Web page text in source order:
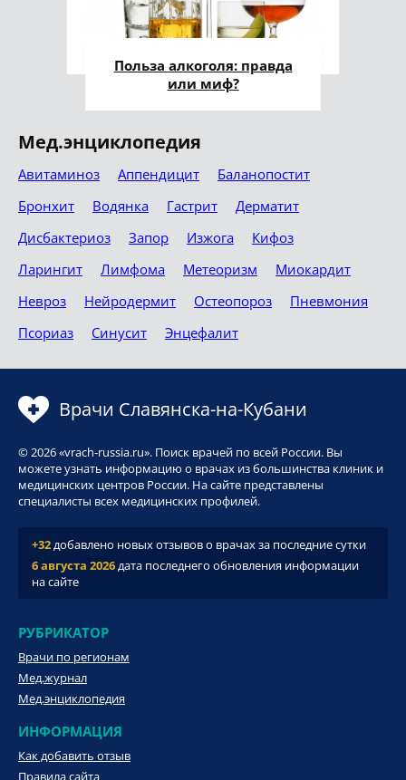
Польза алкоголя: правда
или миф?
Мед.энциклопедия
Авитаминоз Аппендицит
Баланопостит
Бронхит
Водянка Гастрит
Дерматит
Дисбактериоз
Запор Изжога
Кифоз
Ларингит
Лимфома Метеоризм
Миокардит
Невроз
Нейродермит Остеопороз
Пневмония
Псориаз
Синусит Энцефалит
Врачи Славянска-на-Кубани
© 2026 «vrach-russia.ru». Поиск врачей по всей России. Вы
можете узнать информацию о врачах из большинства клиник и
медицинских центров России. На сайте представлены
специалисты всех медицинских профилей.
+32добавлено новых отзывов о врачах за последние сутки
6 августа 2026дата последнего обновления информации
на сайте
РУБРИКАТОР
Врачи по регионам
Мед.журнал
Мед.энциклопедия
ИНФОРМАЦИЯ
Как добавить отзыв
Правила сайта